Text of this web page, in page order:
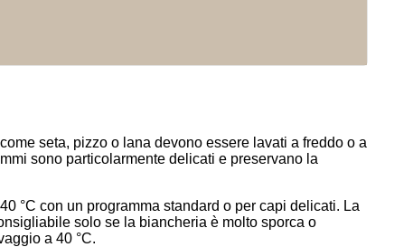
seta, pizzo o lana devono essere lavati a freddo o a
sono particolarmente delicati e preservano la
°C con un programma standard o per capi delicati. La
solo se la biancheria è molto sporca o
a 40 °C.